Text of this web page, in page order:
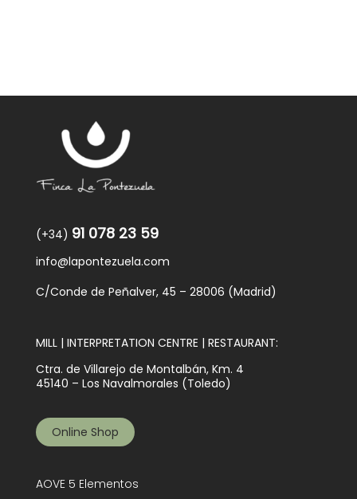
(+34) 91 078 23 59
info@lapontezuela.com
C/Conde de Peñalver, 45 – 28006 (Madrid)
MILL | INTERPRETATION CENTRE | RESTAURANT:
Ctra. de Villarejo de Montalbán, Km. 4
45140 – Los Navalmorales (Toledo)
Online Shop
AOVE 5 Elementos